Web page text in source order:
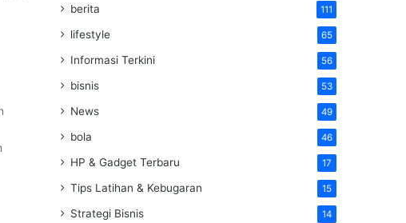
berita 111
lifestyle 65
Informasi Terkini 56
bisnis 53
News 49
bola 46
HP & Gadget Terbaru 17
Tips Latihan & Kebugaran 15
Strategi Bisnis 14